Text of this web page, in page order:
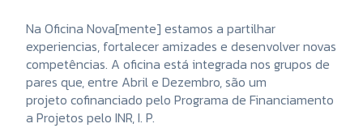
Na Oficina Nova[mente] estamos a partilhar
experiencias, fortalecer amizades e desenvolver novas
competências. A oficina está integrada nos grupos de
pares que, entre Abril e Dezembro, são um
projeto cofinanciado pelo Programa de Financiamento
a Projetos pelo INR, I. P.